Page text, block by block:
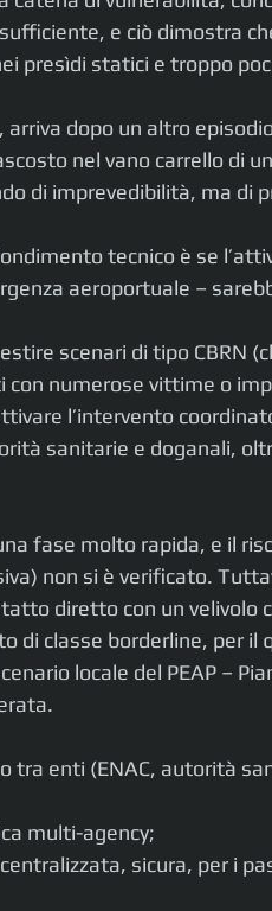
e ciò dimostra
presìdi statici e troppo
dopo un altro
nel vano carrello di
di imprevedibilità, ma di
tecnico è se
aeroportuale –
scenari di tipo CBRN
numerose vittime o
l’intervento
sanitarie e doganali,
fase molto rapida, e il
non si è verificato.
diretto con un velivolo
di classe borderline, per il
locale del PEAP –
tra enti (ENAC, autorità
multi-agency;
sicura, per i